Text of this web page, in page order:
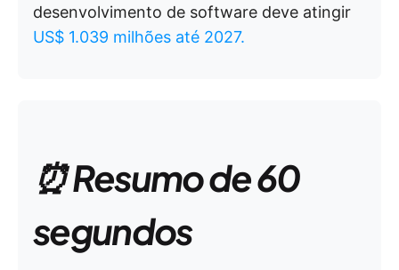
desenvolvimento de software deve atingir
US$ 1.039 milhões até 2027.
⏰ Resumo de 60
segundos